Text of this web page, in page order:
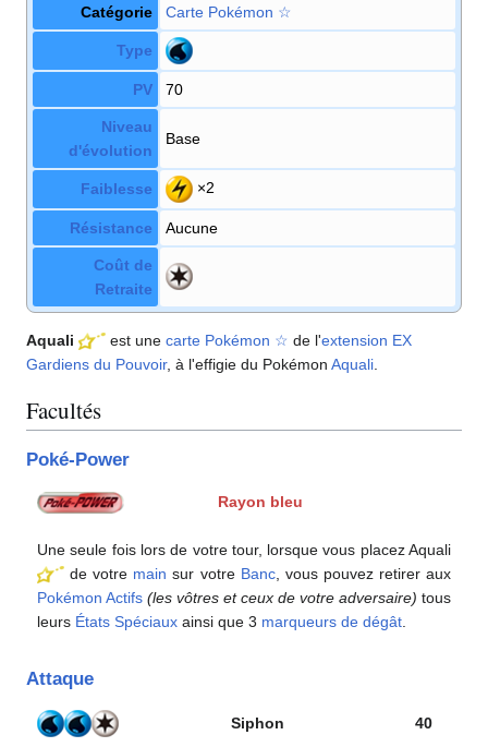
Catégorie Carte Pokémon ☆
Type
PV 70
Niveau
d'évolution
Base
Faiblesse ×2
Résistance Aucune
Coût de
Retraite
Aquali est une carte Pokémon ☆ de l'extension EX
Gardiens du Pouvoir, à l'effigie du Pokémon Aquali
Facultés
Poké-Power
Rayon bleu
Une seule fois lors de votre tour, lorsque vous placez Aquali
de votre main sur votre Banc, vous pouvez retirer aux
Pokémon Actifs (les vôtres et ceux de votre adversaire) tous
leurs États Spéciaux ainsi que 3 marqueurs de dégât
Attaque
Siphon 40